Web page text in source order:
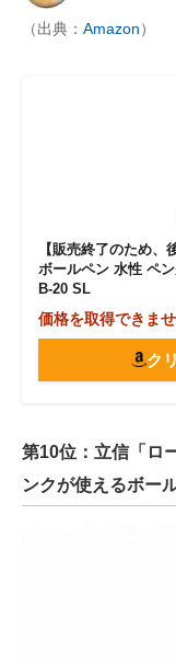
（出典： Amazon）
【販売終了のため
ボールペン 水性 ペ
B-20 SL
価格を取得できま
ク
第10位：立信「ロ
ンクが使えるボー